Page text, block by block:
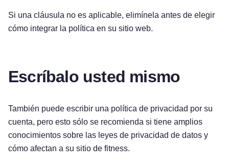
Si una cláusula no es aplicable, elimínela antes de elegir
cómo integrar la política en su sitio web.
Escríbalo usted mismo
También puede escribir una política de privacidad por su
cuenta, pero esto sólo se recomienda si tiene amplios
conocimientos sobre las leyes de privacidad de datos y
cómo afectan a su sitio de fitness.